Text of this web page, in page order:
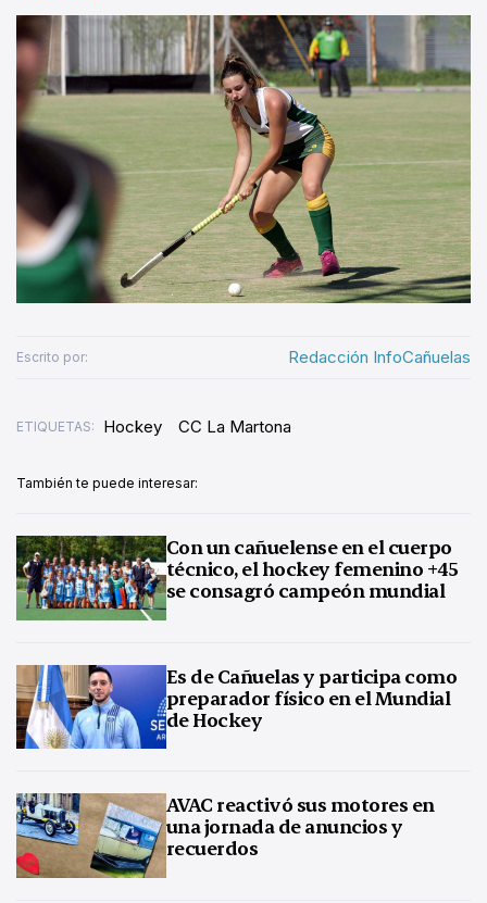
Escrito por: Redacción InfoCañuelas
ETIQUETAS: Hockey CC La Martona
También te puede interesar:
Con un cañuelense en el cuerpo
técnico, el hockey femenino +45
se consagró campeón mundial
Es de Cañuelas y participa como
preparador físico en el Mundial
de Hockey
AVAC reactivó sus motores en
una jornada de anuncios y
recuerdos